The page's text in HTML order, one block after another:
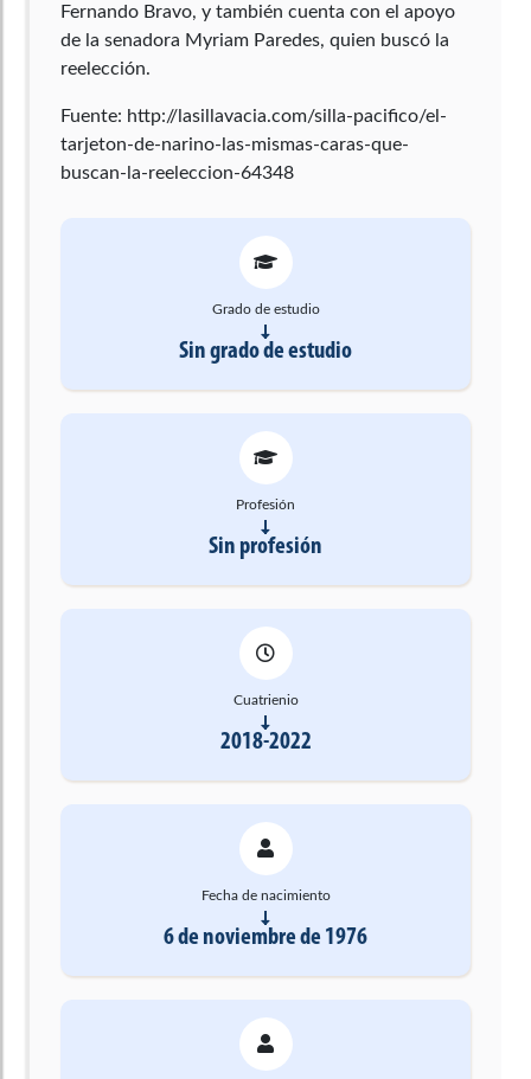
Fernando Bravo, y también cuenta con el apoyo
de la senadora Myriam Paredes, quien buscó la
reelección.
Fuente: http://lasillavacia.com/silla-pacifico/el-
tarjeton-de-narino-las-mismas-caras-que-
buscan-la-reeleccion-64348
Grado de estudio
Sin grado de estudio
Profesión
Sin profesión
Cuatrienio
2018-2022
Fecha de nacimiento
6 de noviembre de 1976